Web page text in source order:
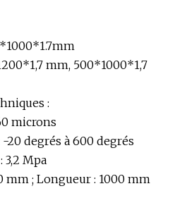
mm, 500*1000*1,7
:
microns
20 degrés à 600 degrés
3,2 Mpa
mm ; Longueur : 1000 mm